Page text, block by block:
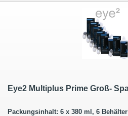
Packungsinhalt: 6 x 380 ml, 6 Behälter